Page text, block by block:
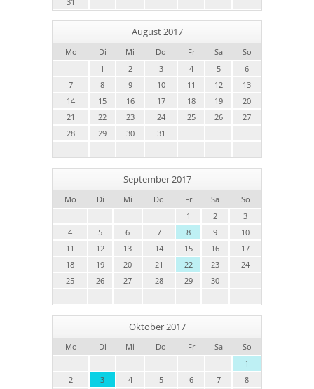
August 2017
Mo Di Mi Do Fr Sa
So
1
2 3 4 5
6
7
8 9 10 11 12
13
14
15 16 17 18 19
20
21
22 23 24 25 26
27
28
29 30 31
September 2017
Mo Di Mi Do Fr Sa
So
1
2
3
4
5 6 7 8 9
10
11
12 13 14 15 16
17
18
19 20 21 22 23
24
25
26 27 28 29 30
Oktober 2017
Mo Di Mi Do Fr Sa
So
1
2
3 4 5 6 7
8